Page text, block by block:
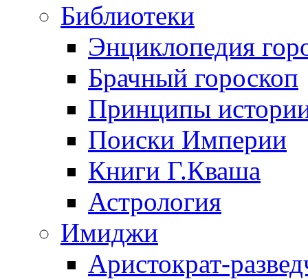
Библиотеки
Энциклопедия
Брачный гороскоп
Принципы
Поиски Империи
Книги Г.Кваша
Астрология
Имиджи
Аристократ-